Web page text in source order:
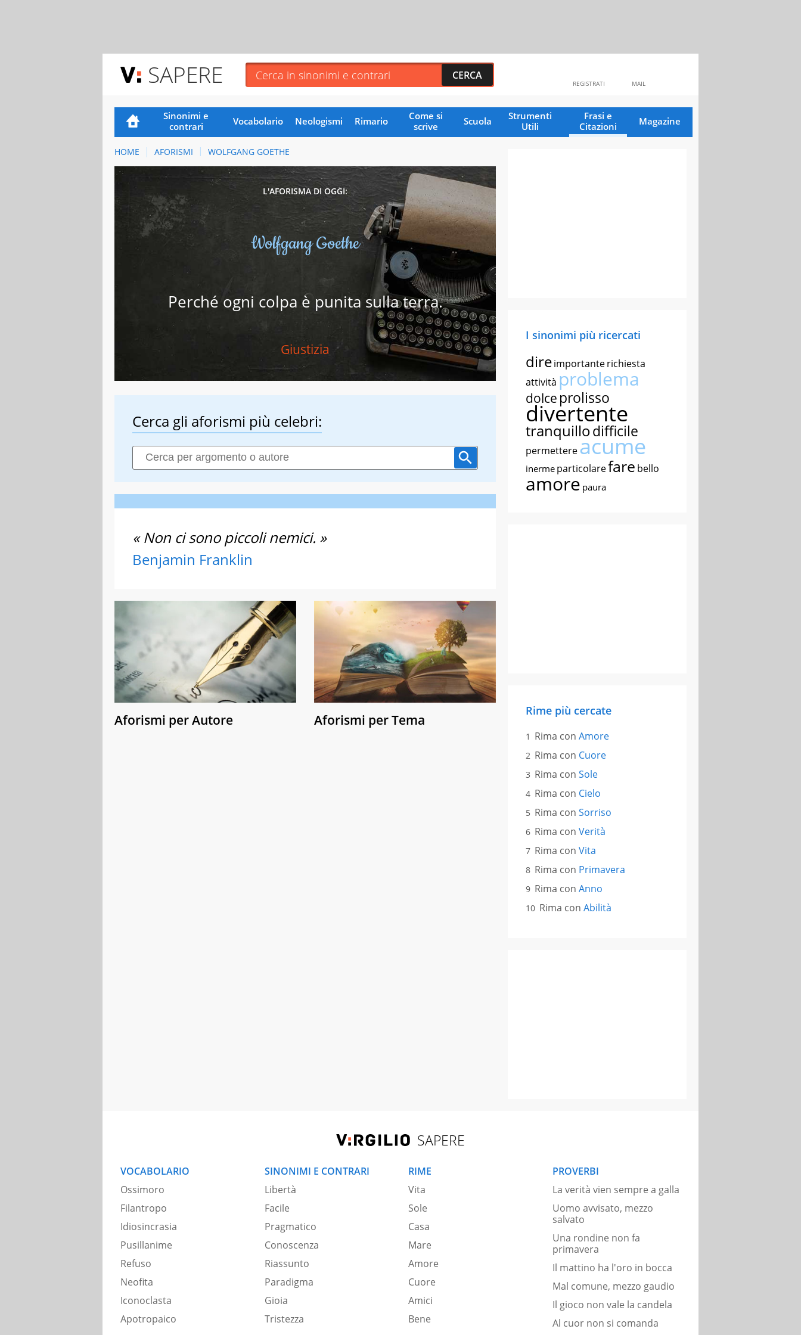
SAPERE MAIL
REGISTRATI
Sinonimi e
contrari
Vocabolario Neologismi Rimario
Come si
scrive
Scuola
Strumenti
Utili
Frasi e
Citazioni
Magazine
HOME AFORISMI WOLFGANG GOETHE
L'AFORISMA DI OGGI:
Wolfgang Goethe
Perché ogni colpa è punita sulla terra.
Giustizia
Cerca gli aforismi più celebri:
« Non ci sono piccoli nemici. »
Benjamin Franklin
Aforismi per Autore Aforismi per Tema
I sinonimi più ricercati
direimportanterichiesta
attività problema
dolce prolisso
divertente
tranquillodifficile
permettereacume
inerme particolarefare bello
amore paura
Rime più cercate
Rima con Amore
Rima con Cuore
Rima con Sole
Rima con Cielo
Rima con Sorriso
Rima con Verità
Rima con Vita
Rima con Primavera
Rima con Anno
Rima con Abilità
SAPERE
VOCABOLARIO
Ossimoro
Filantropo
Idiosincrasia
Pusillanime
Refuso
Neofita
Iconoclasta
Apotropaico
SINONIMI E CONTRARI
Libertà
Facile
Pragmatico
Conoscenza
Riassunto
Paradigma
Gioia
Tristezza
RIME
Vita
Sole
Casa
Mare
Amore
Cuore
Amici
Bene
PROVERBI
La verità vien sempre a galla
Uomo avvisato, mezzo
salvato
Una rondine non fa
primavera
Il mattino ha l'oro in bocca
Mal comune, mezzo gaudio
Il gioco non vale la candela
Al cuor non si comanda